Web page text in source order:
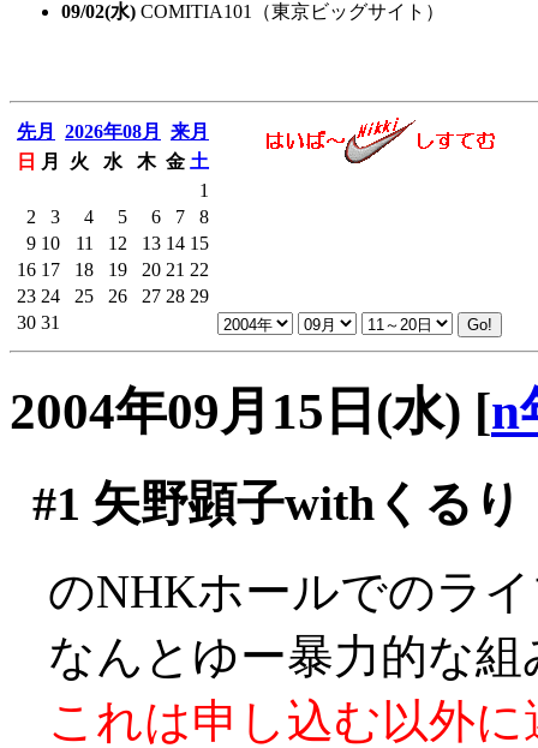
09/02(水) COMITIA101（東京ビッグサイト）
先月 2026年08月
来月
日
月 火 水 木 金 土
1
2
3 4 5 6 7
8
9 10 11 12 13 14 15
16 17 18 19 20 21 22
23 24 25 26 27 28 29
30 31
2004年09月15日(水) [n
#1 矢野顕子withくるり
のNHKホールでのラ
なんとゆー暴力的な組
これは申し込む以外